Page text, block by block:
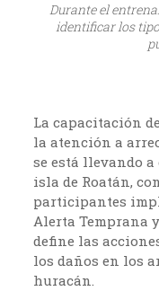
Durante el
identificar los
La capacitación
la atención a
se está llevando a
isla de Roatán,
participantes
Alerta Temprana
define las
los daños en los
huracán.